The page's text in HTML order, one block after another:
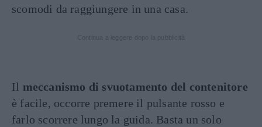
scomodi da raggiungere in una casa.
Il meccanismo di svuotamento del contenitore
è facile, occorre premere il pulsante rosso e
farlo scorrere lungo la guida. Basta un solo